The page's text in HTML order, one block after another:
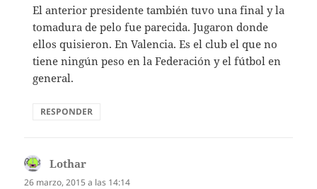
El anterior presidente también tuvo una final y la
tomadura de pelo fue parecida. Jugaron donde
ellos quisieron. En Valencia. Es el club el que no
tiene ningún peso en la Federación y el fútbol en
general.
RESPONDER
Lothar
26 marzo, 2015 a las 14:14